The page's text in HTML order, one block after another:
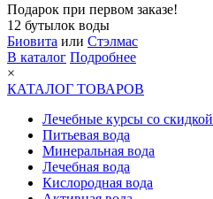
Подарок при первом заказе!
12 бутылок воды
Биовита или Стэлмас
В каталог Подробнее
×
КАТАЛОГ ТОВАРОВ
Лечебные курсы со скидкой
Питьевая вода
Минеральная вода
Лечебная вода
Кислородная вода